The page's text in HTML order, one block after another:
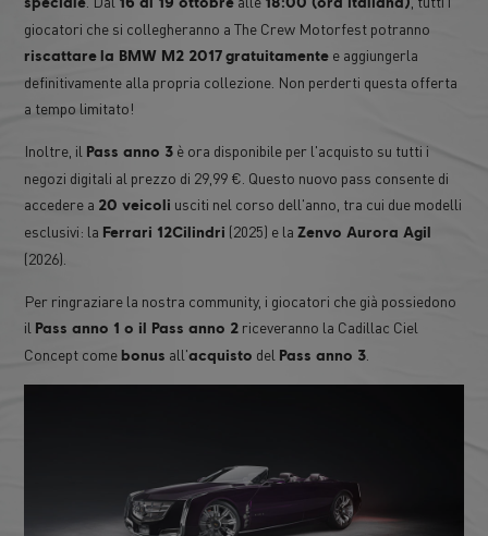
giocatori che si collegheranno a The Crew Motorfest potranno
riscattare la BMW M2 2017 gratuitamente e aggiungerla
definitivamente alla propria collezione. Non perderti questa offerta
a tempo limitato!
Inoltre, il Pass anno 3 è ora disponibile per l'acquisto su tutti i
negozi digitali al prezzo di 29,99 €. Questo nuovo pass consente di
accedere a 20 veicoli usciti nel corso dell'anno, tra cui due modelli
esclusivi: la Ferrari 12Cilindri (2025) e laZenvo Aurora Agil
(2026).
Per ringraziare la nostra community, i giocatori che già possiedono
il Pass anno 1 o il Pass anno 2 riceveranno la Cadillac Ciel
Concept comebonus all'acquisto del Pass anno 3